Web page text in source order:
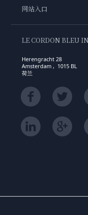
网站入口
LE CORDON BLEU
Herengracht 28
Amsterdam , 1015 BL
荷兰